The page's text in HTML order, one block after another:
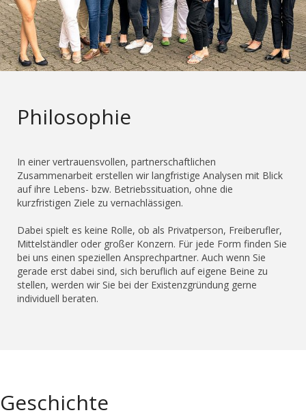
Philosophie
In einer vertrauensvollen, partnerschaftlichen
Zusammenarbeit erstellen wir langfristige Analysen mit Blick
auf ihre Lebens- bzw. Betriebssituation, ohne die
kurzfristigen Ziele zu vernachlässigen.
Dabei spielt es keine Rolle, ob als Privatperson, Freiberufler,
Mittelständler oder großer Konzern. Für jede Form finden Sie
bei uns einen speziellen Ansprechpartner. Auch wenn Sie
gerade erst dabei sind, sich beruflich auf eigene Beine zu
stellen, werden wir Sie bei der Existenzgründung gerne
individuell beraten.
Geschichte